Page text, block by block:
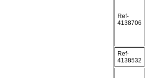
Ref-
4138706
Ref-
4138532